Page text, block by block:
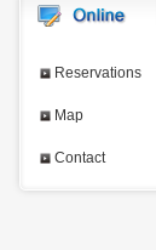
Reservations
Map
Contact